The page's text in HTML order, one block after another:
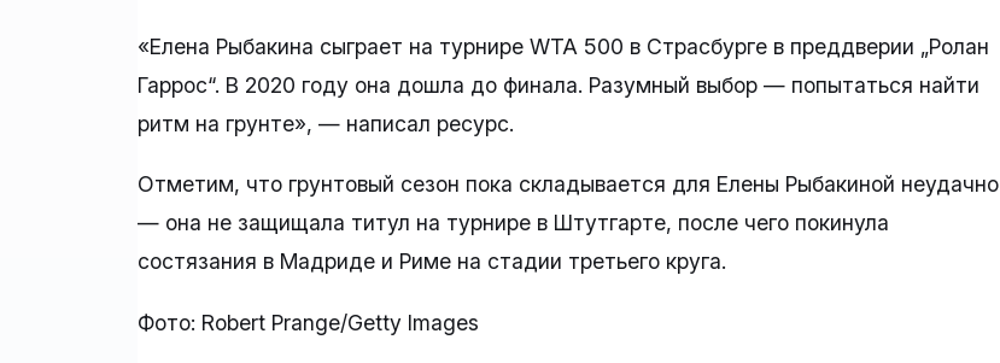
«Елена Рыбакина сыграет на турнире WTA 500 в Страсбурге в преддверии „Ролан
Гаррос“. В 2020 году она дошла до финала. Разумный выбор — попытаться найти
ритм на грунте», — написал ресурс.
Отметим, что грунтовый сезон пока складывается для Елены Рыбакиной неудачно
— она не защищала титул на турнире в Штутгарте, после чего покинула
состязания в Мадриде и Риме на стадии третьего круга.
Фото: Robert Prange/Getty Images